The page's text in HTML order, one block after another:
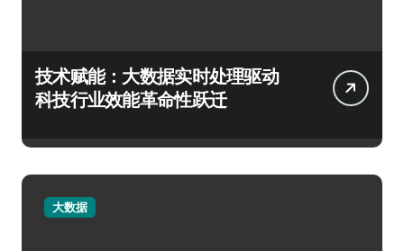
技术赋能：大数据实时处理驱动
科技行业效能革命性跃迁
大数据